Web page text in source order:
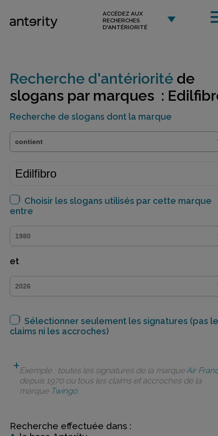
ACCÉDEZ AUX
RECHERCHES
D'ANTÉRIORITÉ
Recherche d'antériorité de
slogans par marques :
Recherche de slogans dont la marque
Choisir les slogans utilisés par cette marque
entre
et
Sélectionner seulement les signatures (pas
claims ni les accroches)
Exemple : toutes les signatures de la marqueAir
depuis 1970 ou tous les claims et accroches de la
marque Twingo.
Recherche effectuée dans :